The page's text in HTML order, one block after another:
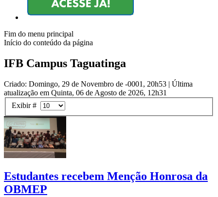
Fim do menu principal
Início do conteúdo da página
IFB Campus Taguatinga
Criado: Domingo, 29 de Novembro de -0001, 20h53 | Última
atualização em Quinta, 06 de Agosto de 2026, 12h31
Exibir #
Estudantes recebem Menção Honrosa da
OBMEP